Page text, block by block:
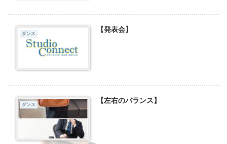
ダンス 【発表会】
ダンス 【左右のバランス】